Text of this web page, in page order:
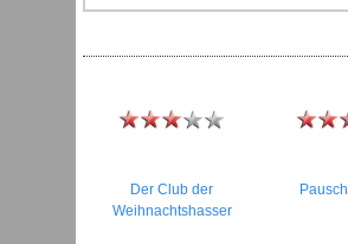
Der Club der
Weihnachtshasser